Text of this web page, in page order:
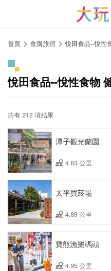
首頁 食購旅宿 悅田食品--悅性
悅田食品--悅性食物
共有 212 項結果
潭子觀光蘭園
4.83 公里
太平買菸場
4.89 公里
寶熊漁樂碼頭
4.95 公里